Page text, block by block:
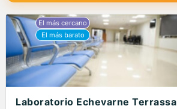
Laboratorio Echevarne Terrassa